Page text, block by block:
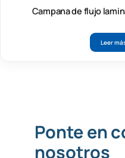
Campana de flujo
Leer
Ponte en
nosotros